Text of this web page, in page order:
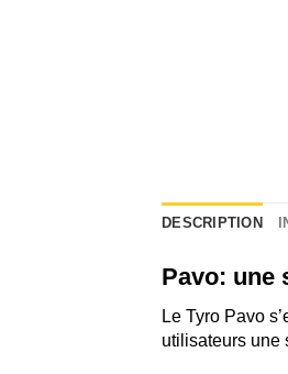
DESCRIPTION
Pavo: une
Le Tyro Pavo
utilisateurs une